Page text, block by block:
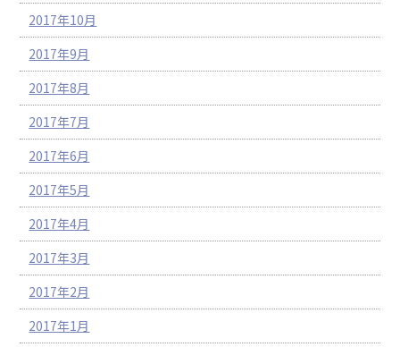
2017年10月
2017年9月
2017年8月
2017年7月
2017年6月
2017年5月
2017年4月
2017年3月
2017年2月
2017年1月